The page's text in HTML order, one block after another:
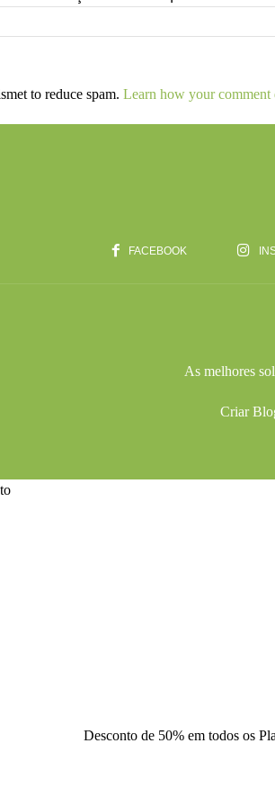
to reduce spam. Learn how your comment
FACEBOOK
As melhores
Criar
Desconto de 50% em todos os